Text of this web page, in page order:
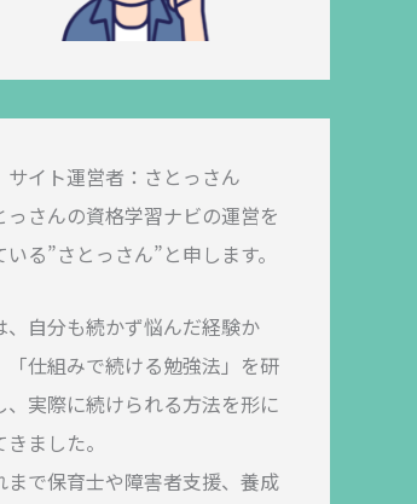
イト運営者：さとっさん
っさんの資格学習ナビの運営を
いる”さとっさん”と申します。
、自分も続かず悩んだ経験か
「仕組みで続ける勉強法」を研
、実際に続けられる方法を形に
きました。
まで保育士や障害者支援、養成